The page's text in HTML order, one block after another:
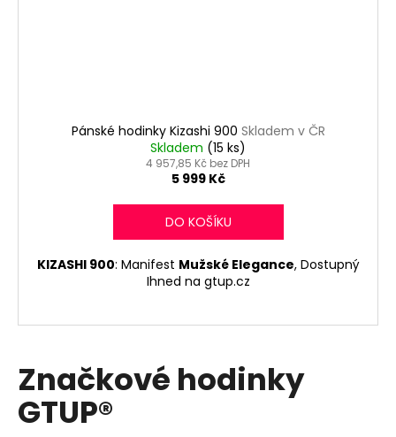
Pánské hodinky Kizashi 900 Skladem v ČR
Skladem (15 ks)
4 957,85 Kč bez DPH
5 999 Kč
DO KOŠÍKU
KIZASHI 900: Manifest Mužské Elegance, Dostupný
Ihned na gtup.cz
Značkové hodinky
GTUP®